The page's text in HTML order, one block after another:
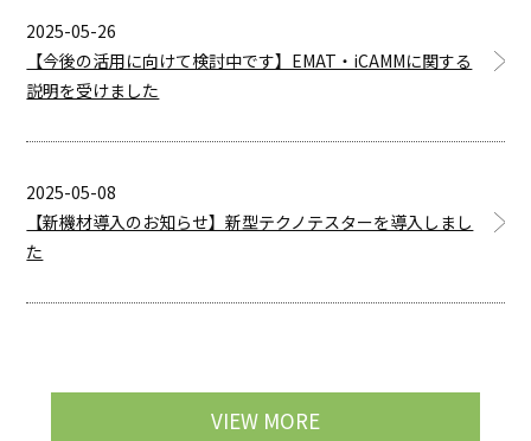
2025-05-26
【今後の活用に向けて検討中です】EMAT・iCAMMに関する
説明を受けました
2025-05-08
【新機材導入のお知らせ】新型テクノテスターを導入しまし
た
VIEW MORE